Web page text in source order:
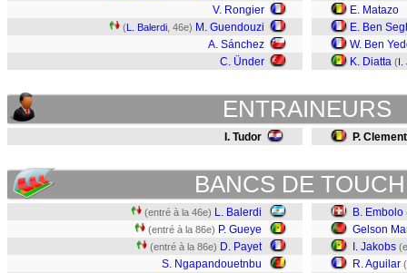
V. Rongier
(L. Balerdi , 46e) M. Guendouzi
A. Sánchez
C. Ünder
E. Matazo
E. Ben
W. Ben
K. Diatta (I.
ENTRAINEURS
I. Tudor P. Clement
BANCS DE
(entré à la 46e) L. Balerdi
(entré à la 86e) P. Gueye
(entré à la 86e) D. Payet
S. Ngapandouetnbu
B. Embolo
Gelson
I. Jakobs
R. Aguilar